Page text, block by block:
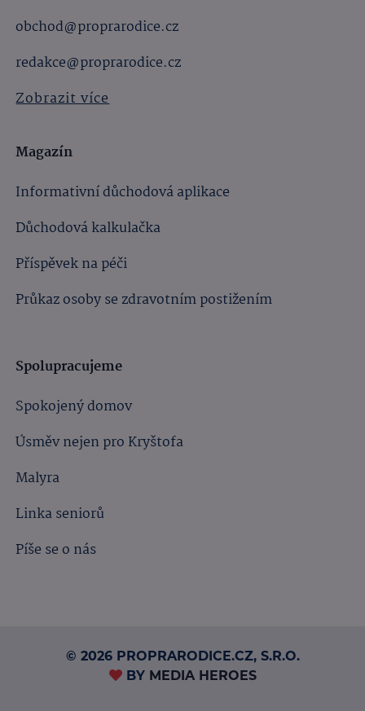
obchod@proprarodice.cz
redakce@proprarodice.cz
Zobrazit více
Magazín
Informativní důchodová aplikace
Důchodová kalkulačka
Příspěvek na péči
Průkaz osoby se zdravotním postižením
Spolupracujeme
Spokojený domov
Úsměv nejen pro Kryštofa
Malyra
Linka seniorů
Píše se o nás
© 2026 PROPRARODICE.CZ, S.R.O.
BY MEDIA HEROES